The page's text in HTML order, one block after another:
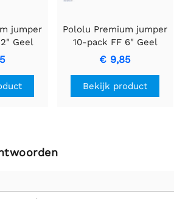
jumper
Geel
Pololu Premium jumper
10-pack FF 6" Geel
€ 9,85
Bekijk product